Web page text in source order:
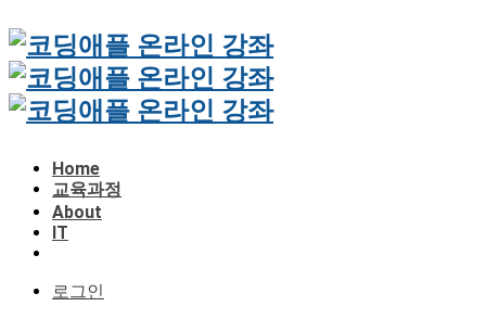
Home
교육과정
About
IT
로그인